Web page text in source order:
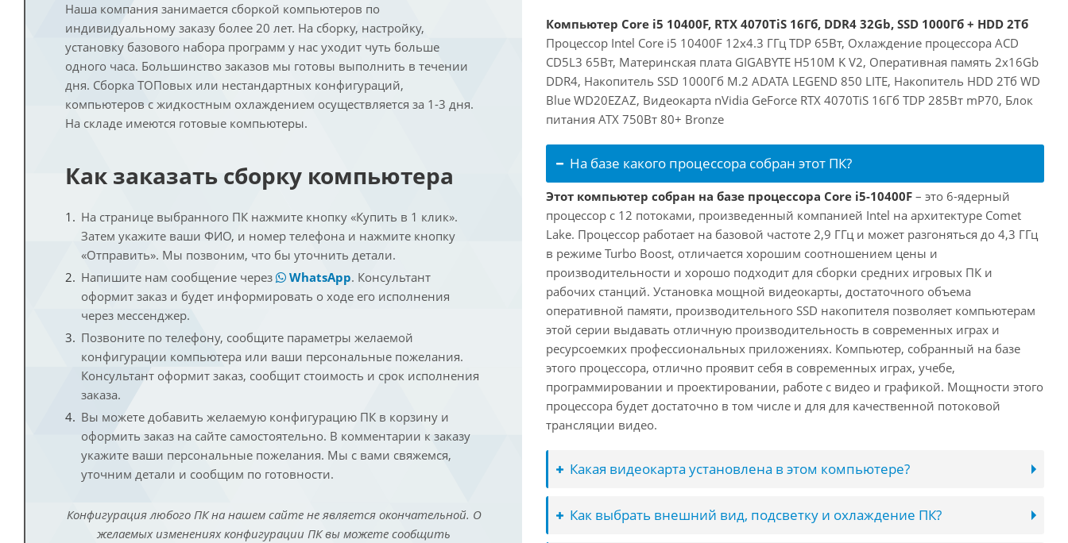
Наша компания занимается сборкой компьютеров по
индивидуальному заказу более 20 лет. На сборку, настройку,
установку базового набора программ у нас уходит чуть больше
одного часа. Большинство заказов мы готовы выполнить в течении
дня. Сборка ТОПовых или нестандартных конфигураций,
компьютеров с жидкостным охлаждением осуществляется за 1-3 дня.
На складе имеются готовые компьютеры.
Как заказать сборку компьютера
На странице выбранного ПК нажмите кнопку «Купить в 1 клик».
Затем укажите ваши ФИО, и номер телефона и нажмите кнопку
«Отправить». Мы позвоним, что бы уточнить детали.
Напишите нам сообщение через
WhatsApp. Консультант
оформит заказ и будет информировать о ходе его исполнения
через мессенджер.
Позвоните по телефону, сообщите параметры желаемой
конфигурации компьютера или ваши персональные пожелания.
Консультант оформит заказ, сообщит стоимость и срок исполнения
заказа.
Вы можете добавить желаемую конфигурацию ПК в корзину и
оформить заказ на сайте самостоятельно. В комментарии к заказу
укажите ваши персональные пожелания. Мы с вами свяжемся,
уточним детали и сообщим по готовности.
Конфигурация любого ПК на нашем сайте не является окончательной. О
желаемых изменениях конфигурации ПК вы можете сообщить
Компьютер Core i5 10400F, RTX 4070TiS 16Гб, DDR4 32Gb, SSD 1000Гб + HDD 2Тб
Процессор Intel Core i5 10400F 12x4.3 ГГц TDP 65Вт, Охлаждение процессора ACD
CD5L3 65Вт, Материнская плата GIGABYTE H510M K V2, Оперативная память 2x16Gb
DDR4, Накопитель SSD 1000Гб M.2 ADATA LEGEND 850 LITE, Накопитель HDD 2Тб WD
Blue WD20EZAZ, Видеокарта nVidia GeForce RTX 4070TiS 16Гб TDP 285Вт mP70, Блок
питания ATX 750Вт 80+ Bronze
На базе какого процессора собран этот ПК?
Этот компьютер собран на базе процессора Core i5-10400F – это 6-ядерный
процессор с 12 потоками, произведенный компанией Intel на архитектуре Comet
Lake. Процессор работает на базовой частоте 2,9 ГГц и может разгоняться до 4,3 ГГц
в режиме Turbo Boost, отличается хорошим соотношением цены и
производительности и хорошо подходит для сборки средних игровых ПК и
рабочих станций. Установка мощной видеокарты, достаточного объема
оперативной памяти, производительного SSD накопителя позволяет компьютерам
этой серии выдавать отличную производительность в современных играх и
ресурсоемких профессиональных приложениях. Компьютер, собранный на базе
этого процессора, отлично проявит себя в современных играх, учебе,
программировании и проектировании, работе с видео и графикой. Мощности этого
процессора будет достаточно в том числе и для для качественной потоковой
трансляции видео.
Какая видеокарта установлена в этом компьютере?
Как выбрать внешний вид, подсветку и охлаждение ПК?